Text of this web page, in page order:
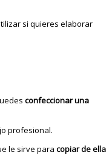
si quieres elaborar
confeccionar una
profesional.
le sirve para copiar de ella